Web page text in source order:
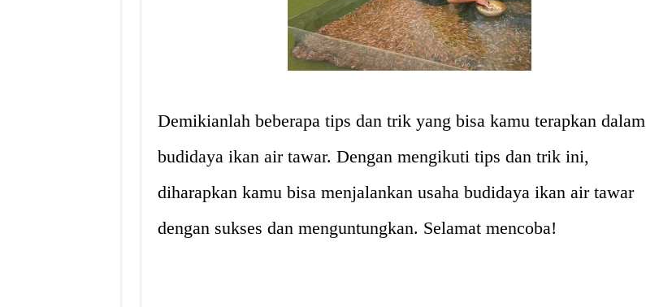
Demikianlah beberapa tips dan trik yang bisa kamu terapkan dalam
budidaya ikan air tawar. Dengan mengikuti tips dan trik ini,
diharapkan kamu bisa menjalankan usaha budidaya ikan air tawar
dengan sukses dan menguntungkan. Selamat mencoba!